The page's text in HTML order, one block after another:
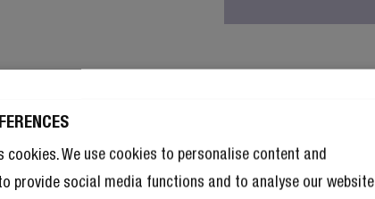
cookies. We use cookies to personalise content and
provide social media functions and to analyse our website